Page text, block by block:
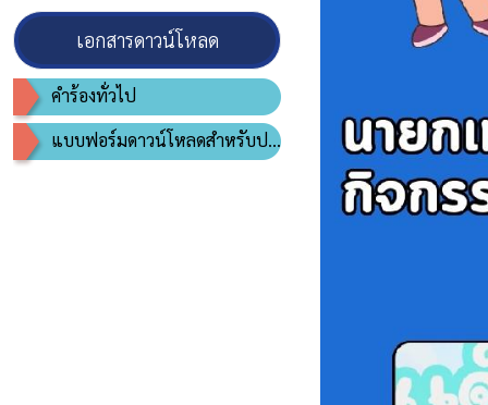
เอกสารดาวน์โหลด
คำร้องทั่วไป
แบบฟอร์มดาวน์โหลดสำหรับประชาชน